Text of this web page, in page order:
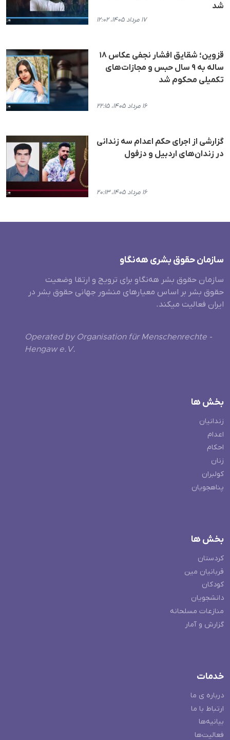
شد
۱۷ مرداد ۱۴۰۵، ۱۲:۰۲
قزوین؛ شقایق افشار نجفی عکاس ۱۸
ساله به ۹ سال حبس و مجازات‌های
تکمیلی محکوم شد
۱۶ مرداد ۱۴۰۵، ۲۲:۱۵
گزارشی از اجرای حکم اعدام سه زندانی
در زندان‌های اردبیل و دزفول
۱۶ مرداد ۱۴۰۵، ۲۰:۱۳
سازمان حقوق بشری هەنگاو
سازمان حقوق بشر هه‌نگاو برای ترویج و ارتقا وضعیت
حقوق بشر بر اساس معیارهای منشور جهانی حقوق بشر در
ایران فعالیت میکند.
Operated by Organisation für Menschenrechte -
Hengaw e.V.
بخش ها
زندانیان
اعدام
احکام
زنان
کولبران
پناهجویان
بخش ها
کردستان
قربانیان مین
کودکان
دانشجویان
منازعات مسلحانه
گزارش و آمار
خدمات
درباره ی ما
ارتباط با ما
بیانیه‌ها
فعالیت‌ها